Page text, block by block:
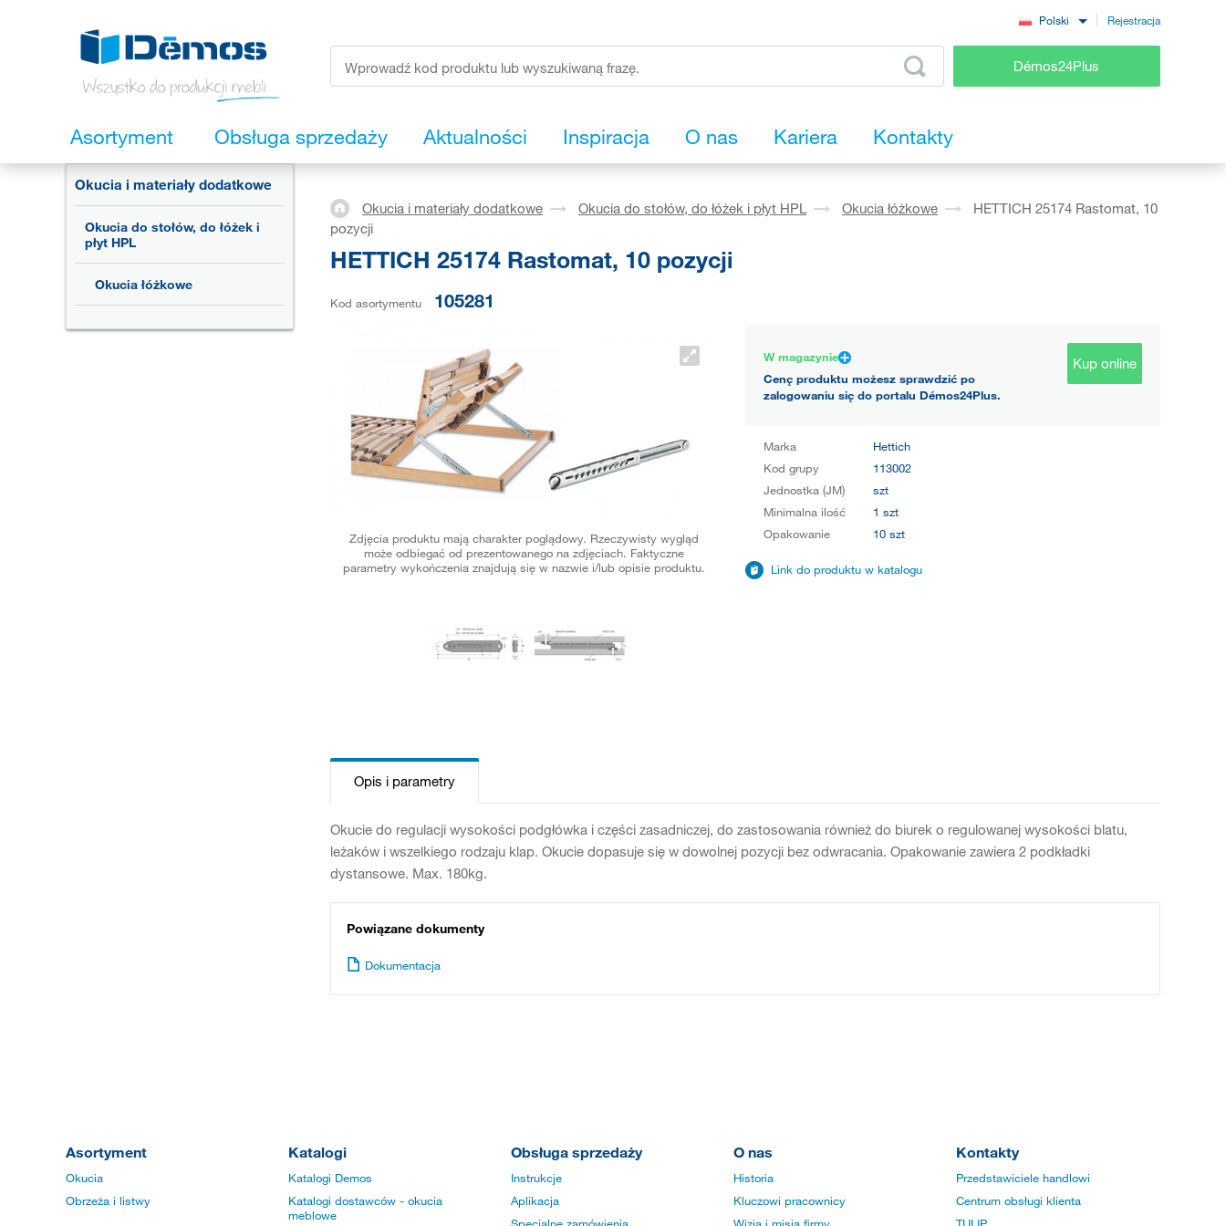
Polski Rejestracja
Démos24Plus
Asortyment Obsługa sprzedaży Aktualności Inspiracja O nas Kariera Kontakty
Okucia i materiały dodatkowe
Okucia do stołów, do łóżek i
płyt HPL
Okucia łóżkowe
Okucia i materiały dodatkowe Okucia do stołów, do łóżek i płyt HPL Okucia łóżkowe
HETTICH 25174 Rastomat, 10
pozycji
HETTICH 25174 Rastomat, 10 pozycji
Kod asortymentu 105281
Zdjęcia produktu mają charakter poglądowy. Rzeczywisty wygląd
może odbiegać od prezentowanego na zdjęciach. Faktyczne
parametry wykończenia znajdują się w nazwie i/lub opisie produktu.
W magazynie
Cenę produktu możesz sprawdzić po
zalogowaniu się do portalu Démos24Plus.
Kup online
Marka
Hettich
Kod grupy
113002
Jednostka (JM)
szt
Minimalna ilość
1 szt
Opakowanie
10 szt
Link do produktu w katalogu
Opis i parametry
Okucie do regulacji wysokości podgłówka i części zasadniczej, do zastosowania również do biurek o regulowanej wysokości blatu,
leżaków i wszelkiego rodzaju klap. Okucie dopasuje się w dowolnej pozycji bez odwracania. Opakowanie zawiera 2 podkładki
dystansowe. Max. 180kg.
Powiązane dokumenty
Dokumentacja
Asortyment
Okucia
Obrzeża i listwy
Katalogi
Katalogi Demos
Katalogi dostawców - okucia
meblowe
Obsługa sprzedaży
Instrukcje
Aplikacja
O nas
Historia
Kluczowi pracownicy
Kontakty
Przedstawiciele handlowi
Centrum obsługi klienta